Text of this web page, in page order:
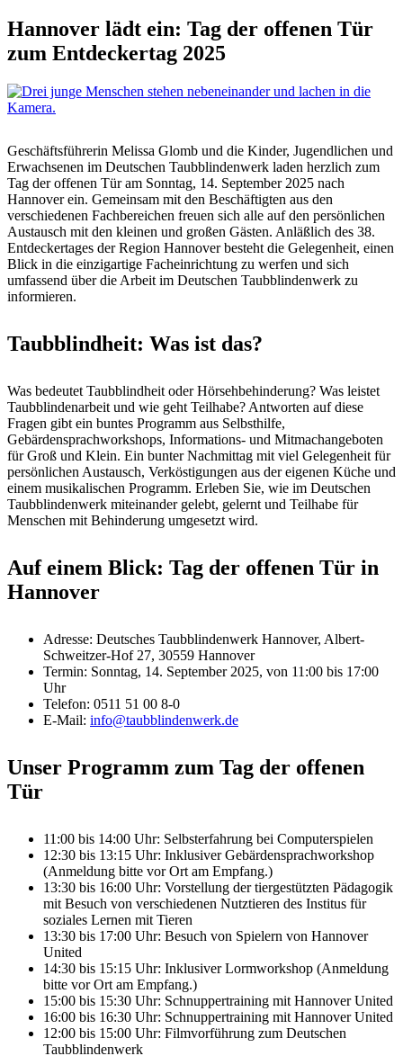
Hannover lädt ein: Tag der offenen Tür
zum Entdeckertag 2025
Geschäftsführerin Melissa Glomb und die Kinder, Jugendlichen und
Erwachsenen im Deutschen Taubblindenwerk laden herzlich zum
Tag der offenen Tür am Sonntag, 14. September 2025 nach
Hannover ein. Gemeinsam mit den Beschäftigten aus den
verschiedenen Fachbereichen freuen sich alle auf den persönlichen
Austausch mit den kleinen und großen Gästen. Anläßlich des 38.
Entdeckertages der Region Hannover besteht die Gelegenheit, einen
Blick in die einzigartige Facheinrichtung zu werfen und sich
umfassend über die Arbeit im Deutschen Taubblindenwerk zu
informieren.
Taubblindheit: Was ist das?
Was bedeutet Taubblindheit oder Hörsehbehinderung? Was leistet
Taubblindenarbeit und wie geht Teilhabe? Antworten auf diese
Fragen gibt ein buntes Programm aus Selbsthilfe,
Gebärdensprachworkshops, Informations- und Mitmachangeboten
für Groß und Klein. Ein bunter Nachmittag mit viel Gelegenheit für
persönlichen Austausch, Verköstigungen aus der eigenen Küche und
einem musikalischen Programm. Erleben Sie, wie im Deutschen
Taubblindenwerk miteinander gelebt, gelernt und Teilhabe für
Menschen mit Behinderung umgesetzt wird.
Auf einem Blick: Tag der offenen Tür in
Hannover
Adresse: Deutsches Taubblindenwerk Hannover, Albert-
Schweitzer-Hof 27, 30559 Hannover
Termin: Sonntag, 14. September 2025, von 11:00 bis 17:00
Uhr
Telefon: 0511 51 00 8-0
E-Mail: info@taubblindenwerk.de
Unser Programm zum Tag der offenen
Tür
11:00 bis 14:00 Uhr: Selbsterfahrung bei Computerspielen
12:30 bis 13:15 Uhr: Inklusiver Gebärdensprachworkshop
(Anmeldung bitte vor Ort am Empfang.)
13:30 bis 16:00 Uhr: Vorstellung der tiergestützten Pädagogik
mit Besuch von verschiedenen Nutztieren des Institus für
soziales Lernen mit Tieren
13:30 bis 17:00 Uhr: Besuch von Spielern von Hannover
United
14:30 bis 15:15 Uhr: Inklusiver Lormworkshop (Anmeldung
bitte vor Ort am Empfang.)
15:00 bis 15:30 Uhr: Schnuppertraining mit Hannover United
16:00 bis 16:30 Uhr: Schnuppertraining mit Hannover United
12:00 bis 15:00 Uhr: Filmvorführung zum Deutschen
Taubblindenwerk